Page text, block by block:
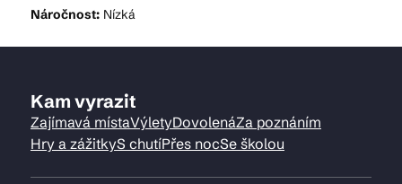
Náročnost: Nízká
Kam vyrazit
Zajímavá místaVýletyDovolenáZa poznáním
Hry a zážitkyS chutíPřes nocSe školou